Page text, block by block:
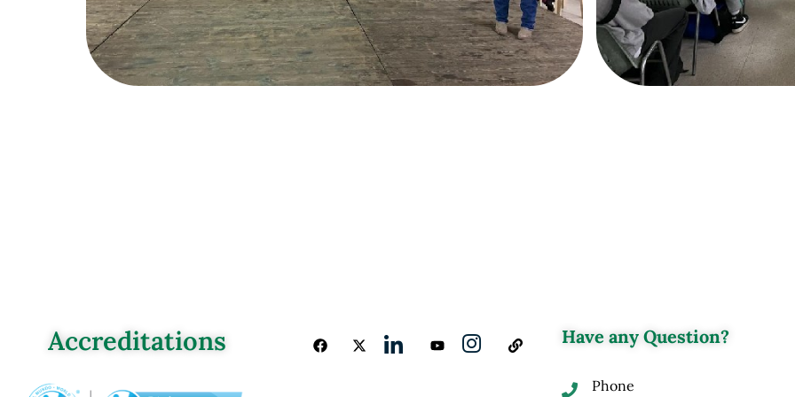
Accreditations Have any Question?
Phone